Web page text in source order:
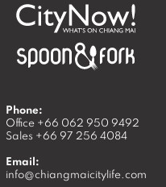
Phone:
Office +66 062 950 9492
Sales +66 97 256 4084
Email:
info@chiangmaicitylife.com